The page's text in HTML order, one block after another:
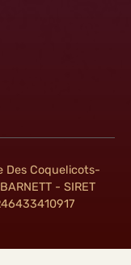
Des Coquelicots-
- SIRET